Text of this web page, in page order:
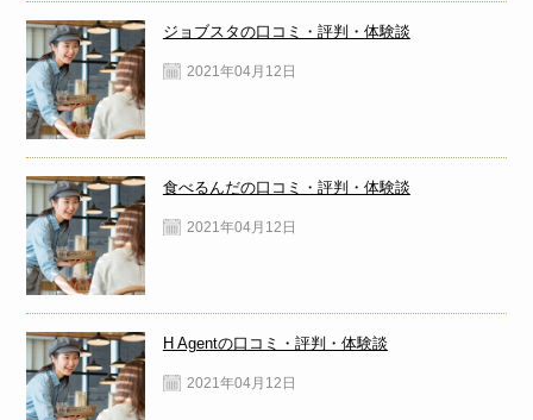
ジョブスタの口コミ・評判・体験談
2021年04月12日
食べるんだの口コミ・評判・体験談
2021年04月12日
H Agentの口コミ・評判・体験談
2021年04月12日